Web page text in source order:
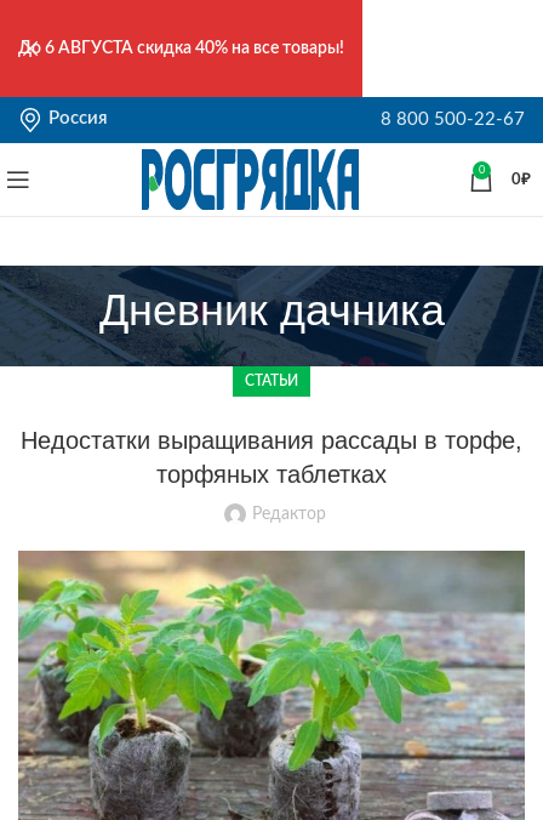
Россия 8 800 500-22-67
0
0₽
Дневник дачника
СТАТЬИ
Недостатки выращивания рассады в торфе,
торфяных таблетках
Редактор
До 6 АВГУСТА скидка 40% на все товары!